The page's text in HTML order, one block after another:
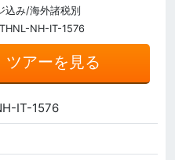
込み/海外諸税別
NH-IT-1576
ツアーを見る
IT-1576